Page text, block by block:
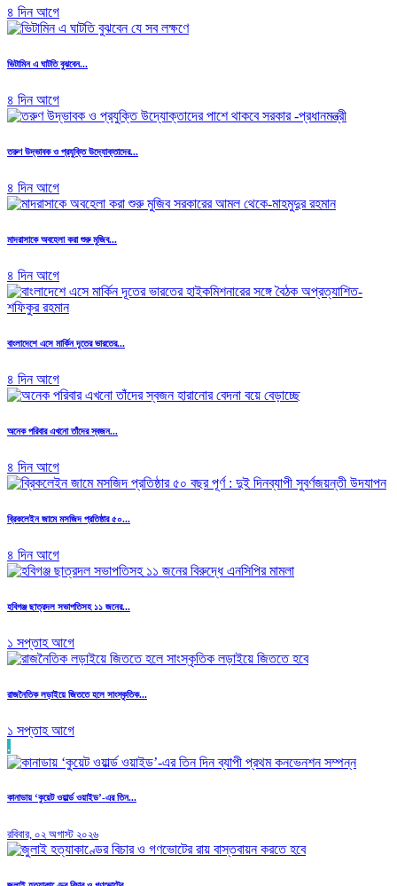
৪ দিন আগে
ভিটামিন এ ঘাটতি বুঝবেন...
৪ দিন আগে
তরুণ উদ্ভাবক ও প্রযুক্তি উদ্যোক্তাদের...
৪ দিন আগে
মাদরাসাকে অবহেলা করা শুরু মুজিব...
৪ দিন আগে
বাংলাদেশে এসে মার্কিন দূতের ভারতের...
৪ দিন আগে
অনেক পরিবার এখনো তাঁদের স্বজন...
৪ দিন আগে
ব্রিকলেইন জামে মসজিদ প্রতিষ্ঠার ৫০...
৪ দিন আগে
হবিগঞ্জ ছাত্রদল সভাপতিসহ ১১ জনের...
১ সপ্তাহ আগে
রাজনৈতিক লড়াইয়ে জিততে হলে সাংস্কৃতিক...
১ সপ্তাহ আগে
.
কানাডায় ‘কুয়েট ওয়ার্ল্ড ওয়াইড’-এর তিন...
রবিবার, ০২ অগাস্ট ২০২৬